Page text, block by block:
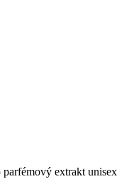
extrakt unisex